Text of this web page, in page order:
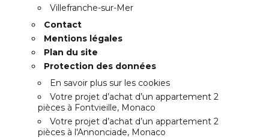
Villefranche-sur-Mer
Contact
Mentions légales
Plan du site
Protection des données
En savoir plus sur les cookies
Votre projet d’achat d’un appartement 2
pièces à Fontvieille, Monaco
Votre projet d’achat d’un appartement 2
pièces à l'Annonciade, Monaco